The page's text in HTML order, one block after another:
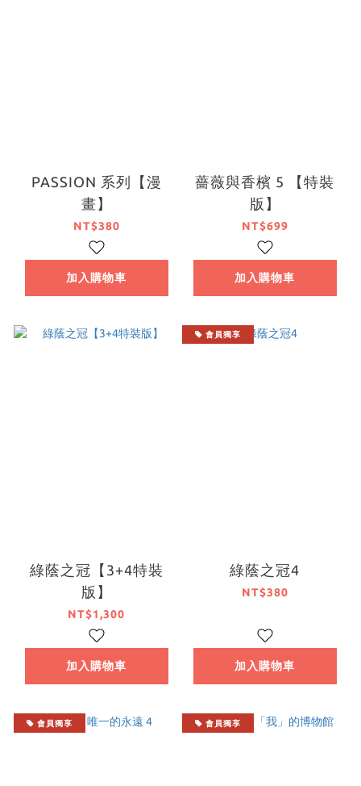
PASSION 系列【漫
畫】
NT$380
加入購物車
薔薇與香檳 5 【特裝
版】
NT$699
加入購物車
綠蔭之冠【3+4特裝
版】
NT$1,300
加入購物車
會員獨享
綠蔭之冠4
NT$380
加入購物車
會員獨享 會員獨享